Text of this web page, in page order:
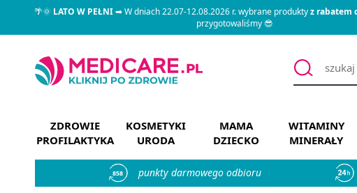
🌴🌞LATO W PEŁNI➡ W dniach 22.07-12.08.2026 r. wybrane produktyz rabatem
przygotowaliśmy 😎
ZDROWIE
PROFILAKTYKA
KOSMETYKI
URODA
MAMA
DZIECKO
WITAMINY
MINERAŁY
858 punkty darmowego odbioru